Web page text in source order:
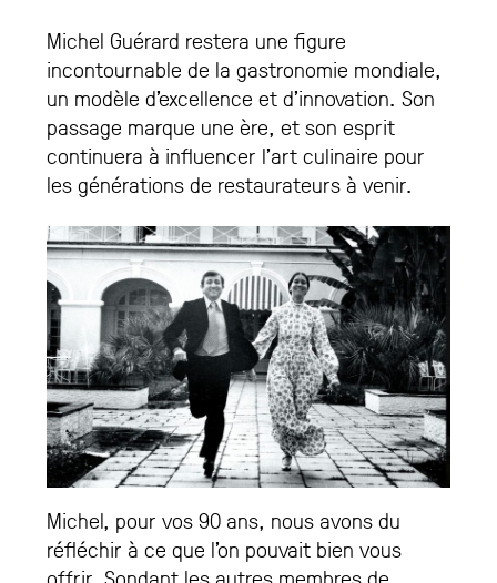
Michel Guérard restera une figure
incontournable de la gastronomie mondiale,
un modèle d’excellence et d’innovation. Son
passage marque une ère, et son esprit
continuera à influencer l’art culinaire pour
les générations de restaurateurs à venir​.
Michel, pour vos 90 ans, nous avons du
réfléchir à ce que l’on pouvait bien vous